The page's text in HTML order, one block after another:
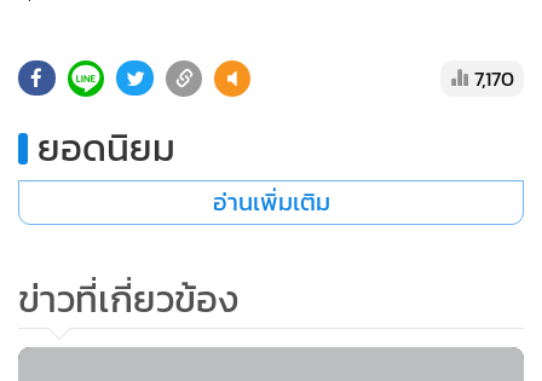
• ชุมชน-คุณภาพชีวิต
• Motoring
• หุ้น
• อินโดจีน
7,170
ยอดนิยม
อ่านเพิ่มเติม
ข่าวที่เกี่ยวข้อง